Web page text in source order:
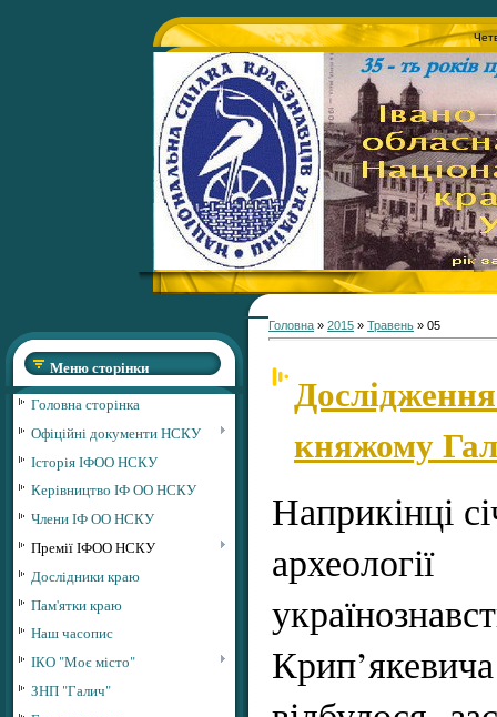
Меню сторінки
Головна сторінка
Офіційні документи НСКУ
Історія ІФОО НСКУ
Керівництво ІФ ОО НСКУ
Члени ІФ ОО НСКУ
Премії ІФОО НСКУ
Дослідники краю
Пам'ятки краю
Наш часопис
ІКО "Моє місто"
ЗНП "Галич"
Головна » 2015 » Травень » 05
княжому
Наприкінці